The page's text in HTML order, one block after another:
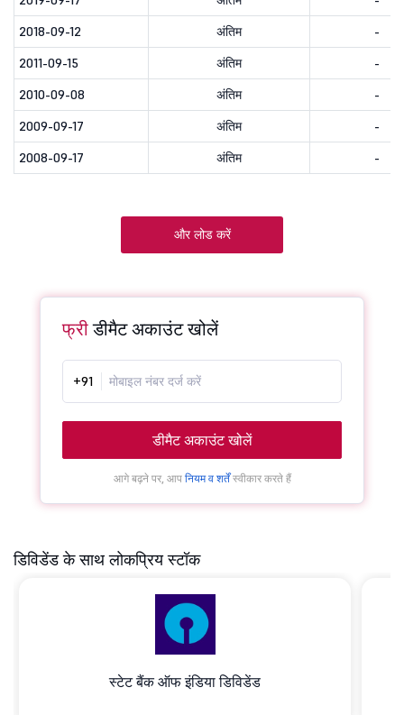
2018-09-12
अंतिम
-
2011-09-15
अंतिम
-
2010-09-08
अंतिम
-
2009-09-17
अंतिम
-
2008-09-17
अंतिम -
और लोड करें
फ्रीडीमैट अकाउंट खोलें
+91
डीमैट अकाउंट खोलें
आगे बढ़ने पर, आप नियम व शर्तेंस्वीकार करते हैं
डिविडेंड के साथ लोकप्रिय स्टॉक
स्टेट बैंक ऑफ इंडिया डिविडेंड